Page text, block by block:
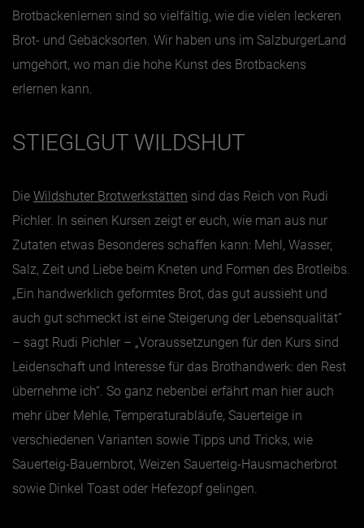
März
Mai
Juli
August
September
Oktober
November
Brotbackenlernen sind so vielfältig, wie die vielen leckeren
Brot- und Gebäcksorten. Wir haben uns im SalzburgerLand
umgehört, wo man die hohe Kunst des Brotbackens
erlernen kann.
STIEGLGUT WILDSHUT
Die Wildshuter Brotwerkstätten sind das Reich von Rudi
Pichler. In seinen Kursen zeigt er euch, wie man aus nur
Zutaten etwas Besonderes schaffen kann: Mehl, Wasser,
Salz, Zeit und Liebe beim Kneten und Formen des Brotleibs.
„Ein handwerklich geformtes Brot, das gut aussieht und
auch gut schmeckt ist eine Steigerung der Lebensqualität“
– sagt Rudi Pichler – „Voraussetzungen für den Kurs sind
Leidenschaft und Interesse für das Brothandwerk: den Rest
übernehme ich“. So ganz nebenbei erfährt man hier auch
mehr über Mehle, Temperaturabläufe, Sauerteige in
verschiedenen Varianten sowie Tipps und Tricks, wie
Sauerteig-Bauernbrot, Weizen Sauerteig-Hausmacherbrot
sowie Dinkel Toast oder Hefezopf gelingen.